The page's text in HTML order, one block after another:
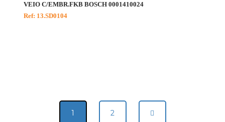
VEIO C/EMBR.FKB BOSCH 0001410024
Ref: 13.SD0104
1 2